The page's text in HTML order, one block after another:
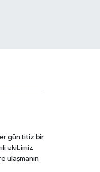
gün titiz bir
ekibimiz
ulaşmanın